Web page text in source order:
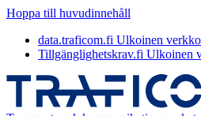
Hoppa till huvudinnehåll
data.traficom.fi Ulkoinen
Tillgänglighetskrav.fi Ulkoinen